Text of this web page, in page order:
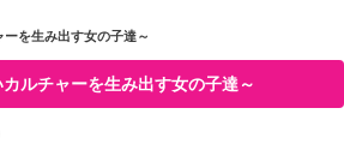
한국어
簡体中文
を生み出す女の子達～
ルチャーを生み出す女の子達～